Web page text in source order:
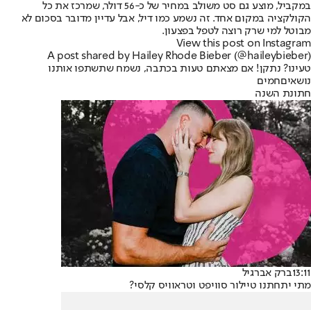
במקביל, מוצע גם סט משולב במחיר של כ-56 דולר, שמרכז את כל
הקולקציה במקום אחד. זה נשמע כמו דיל, אבל עדיין מדובר בסכום לא
מבוטל למי שרק רוצה לטפל בפצעון.
View this post on Instagram
A post shared by Hailey Rhode Bieber (@haileybieber)
טעינו? נתקן! אם מצאתם טעות בכתבה, נשמח שתשתפו אותנו
נושאיםחמים
חתונת השנה
13:11ברק אברגיל
מתי יתחתנו טיילור סוויפט וטראוויס קלסי?